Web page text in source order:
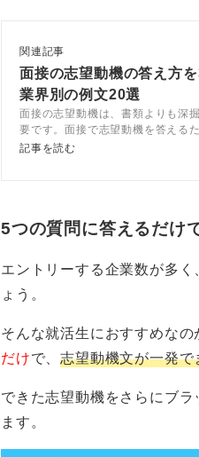
企業研究は情報収集で
ることが不可欠です。
「なぜそれに自分は心
切にしてきた価値観が
関連記事
面接の志望動機の答え方
業界別の例文20選
面接の志望動機は、書類よりも深
要です。面接で志望動機を答える
テップで面接の志望動機を考えま
記事を読む
5つの質問に答えるだけ
エントリーする企業数が多
ょう。
そんな就活生におすすめなの
だけで、志望動機文が一発で
できた志望動機をさらにブ
ます。